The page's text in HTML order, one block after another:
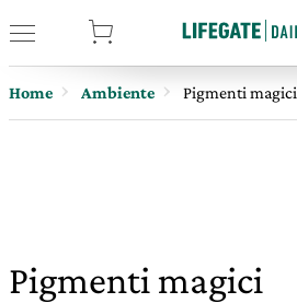
Home Ambiente Pigmenti magici
Pigmenti magici